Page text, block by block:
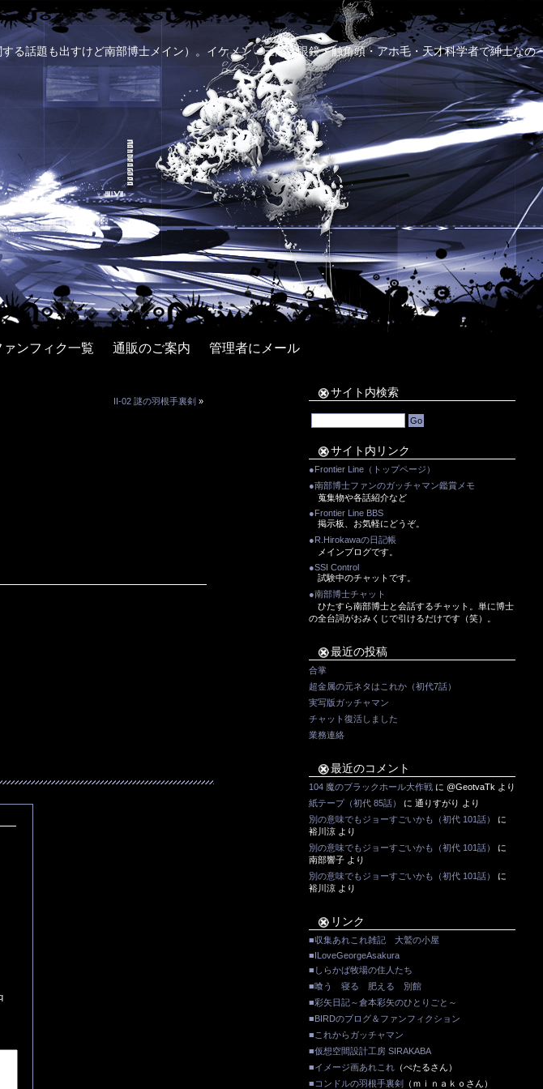
話題も出すけど南部博士メイン）。イケメン・三高・眼鏡・触角頭・アホ毛・天才科学者で紳士なの
ァンフィク一覧 通販のご案内 管理者にメール
II-02 謎の羽根手裏剣 »
サイト内検索
サイト内リンク
●Frontier Line（トップページ）
●南部博士ファンのガッチャマン鑑賞メモ
蒐集物や各話紹介など
●Frontier Line BBS
掲示板、お気軽にどうぞ。
●R.Hirokawaの日記帳
メインブログです。
●SSI Control
試験中のチャットです。
●南部博士チャット
ひたすら南部博士と会話するチャット。単に博士
の全台詞がおみくじで引けるだけです（笑）。
最近の投稿
合掌
超金属の元ネタはこれか（初代7話）
実写版ガッチャマン
チャット復活しました
業務連絡
最近のコメント
104 魔のブラックホール大作戦 に@GeotvaTk より
紙テープ（初代 85話）
に通りすがり より
別の意味でもジョーすごいかも（初代 101話）
に
裕川涼 より
別の意味でもジョーすごいかも（初代 101話）
に
南部響子 より
別の意味でもジョーすごいかも（初代 101話）
に
裕川涼 より
リンク
■収集あれこれ雑記 大鷲の小屋
■ILoveGeorgeAsakura
■しらかば牧場の住人たち
■喰う 寝る 肥える 別館
■彩矢日記～倉本彩矢のひとりごと～
■BIRDのブログ＆ファンフィクション
■これからガッチャマン
■仮想空間設計工房 SIRAKABA
■イメージ画あれこれ （ぺたるさん）
■コンドルの羽根手裏剣
（ｍｉｎａｋｏさん）